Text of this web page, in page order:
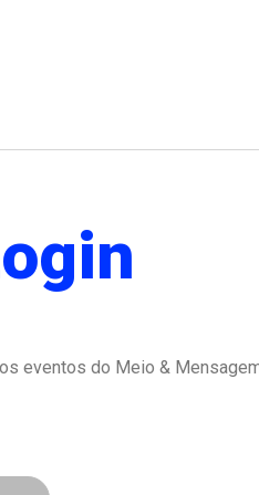
eventos do Meio &